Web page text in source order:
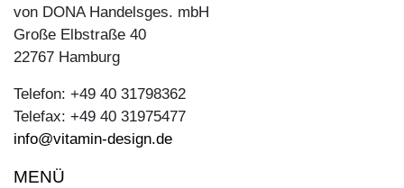
von DONA Handelsges. mbH
Große Elbstraße 40
22767 Hamburg
Telefon: +49 40 31798362
Telefax: +49 40 31975477
info@vitamin-design.de
MENÜ